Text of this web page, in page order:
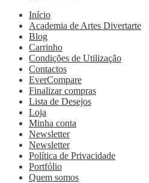
Início
Academia de Artes Divertarte
Blog
Carrinho
Condições de Utilização
Contactos
EverCompare
Finalizar compras
Lista de Desejos
Loja
Minha conta
Newsletter
Newsletter
Política de Privacidade
Portfólio
Quem somos